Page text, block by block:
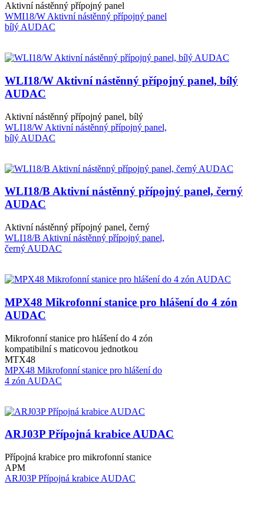
Aktivní nástěnný přípojný panel
WMI18/W Aktivní nástěnný přípojný panel
bílý AUDAC
WLI18/W Aktivní nástěnný přípojný panel, bílý
AUDAC
Aktivní nástěnný přípojný panel, bílý
WLI18/W Aktivní nástěnný přípojný panel,
bílý AUDAC
WLI18/B Aktivní nástěnný přípojný panel, černý
AUDAC
Aktivní nástěnný přípojný panel, černý
WLI18/B Aktivní nástěnný přípojný panel,
černý AUDAC
MPX48 Mikrofonní stanice pro hlášení do 4 zón
AUDAC
Mikrofonní stanice pro hlášení do 4 zón
kompatibilní s maticovou jednotkou
MTX48
MPX48 Mikrofonní stanice pro hlášení do
4 zón AUDAC
ARJ03P Přípojná krabice AUDAC
Přípojná krabice pro mikrofonní stanice
APM
ARJ03P Přípojná krabice AUDAC